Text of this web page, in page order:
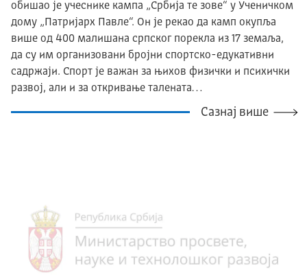
обишао је учеснике кампа „Србија те зове“ у Ученичком
дому „Патријарх Павле“. Он је рекао да камп окупља
више од 400 малишана српског порекла из 17 земаља,
да су им организовани бројни спортско-едукативни
садржаји. Спорт је важан за њихов физички и психички
развој, али и за откривање талената…
Сазнај више